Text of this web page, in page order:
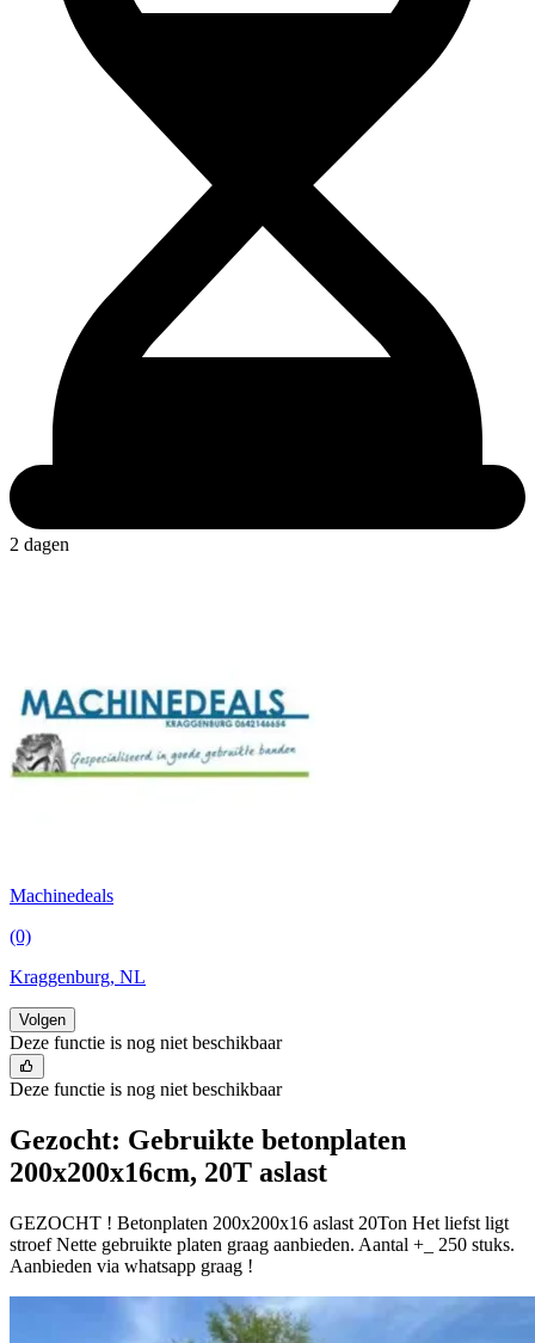
2 dagen
Machinedeals
(0)
Kraggenburg, NL
Volgen
Deze functie is nog niet beschikbaar
Deze functie is nog niet beschikbaar
Gezocht: Gebruikte betonplaten
200x200x16cm, 20T aslast
GEZOCHT ! Betonplaten 200x200x16 aslast 20Ton Het liefst ligt
stroef Nette gebruikte platen graag aanbieden. Aantal +_ 250 stuks.
Aanbieden via whatsapp graag !